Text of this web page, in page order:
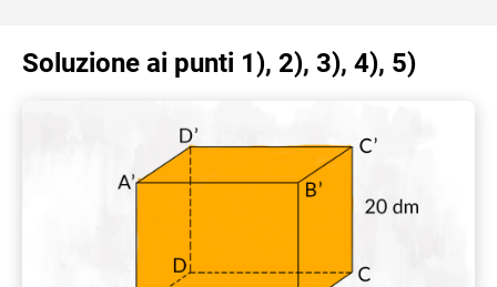
Soluzione ai punti 1), 2), 3), 4), 5)